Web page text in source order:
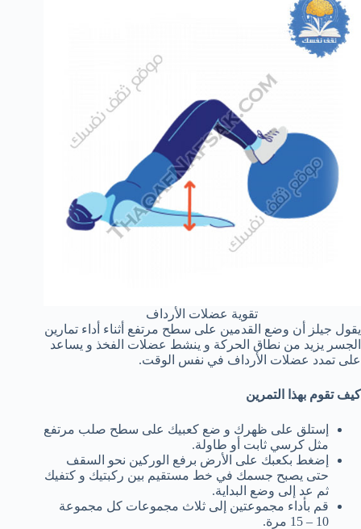
تقوية عضلات الأرداف
يقول جيلز أن وضع القدمين على سطح مرتفع أثناء أداء تمارين
الجسر يزيد من نطاق الحركة و ينشط عضلات الفخذ و يساعد
على تمدد عضلات الأرداف في نفس الوقت.
كيف تقوم بهذا التمرين
إستلق على ظهرك و ضع كعبيك على سطح صلب مرتفع
مثل كرسي ثابت أو طاولة.
إضغط بكعبك على الأرض برفع الوركين نحو السقف
حتى يصبح جسمك في خط مستقيم بين ركبتيك و كتفيك
ثم عد إلى وضع البداية.
قم بأداء مجموعتين إلى ثلاث مجموعات كل مجموعة
10 – 15 مرة.